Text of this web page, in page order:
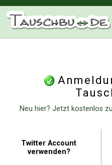
Neu hier? Jetzt kostenlos
Twitter Account
verwenden?